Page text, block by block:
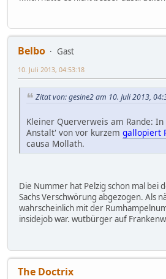
Belbo
Gast
10. Juli 2013, 04:53:18
Zitat von: gesine2 am 10. Juli 2013,
Kleiner Querverweis am Rande:
Anstalt' von vor kurzem gallopiert
causa Mollath.
Die Nummer hat Pelzig schon mal bei
Sachs Verschwörung abgezogen. Als
wahrscheinlich mit der
insidejob war. wutbürger auf
The Doctrix